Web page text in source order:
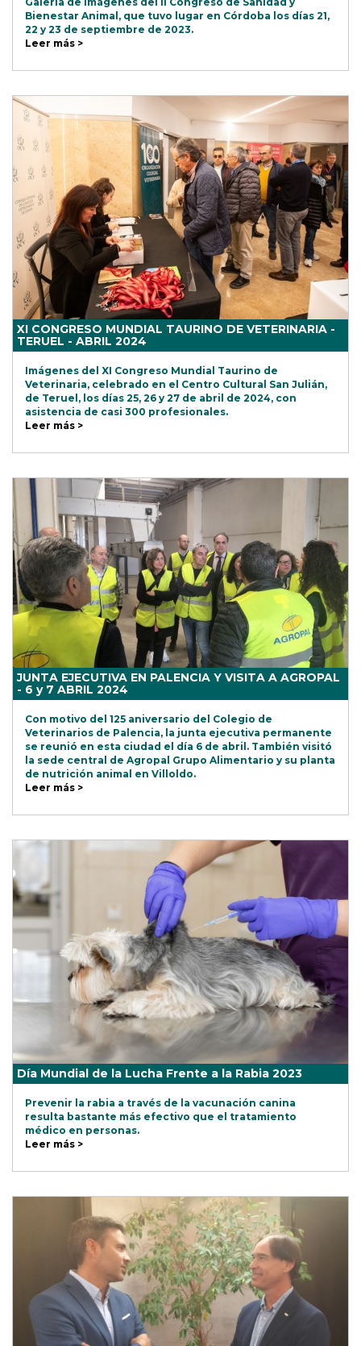
Bienestar Animal, que tuvo lugar en Córdoba los días 21,
22 y 23 de septiembre de 2023.
Leer más >
XI CONGRESO MUNDIAL TAURINO DE VETERINARIA -
TERUEL - ABRIL 2024
Imágenes del XI Congreso Mundial Taurino de
Veterinaria, celebrado en el Centro Cultural San Julián,
de Teruel, los días 25, 26 y 27 de abril de 2024, con
asistencia de casi 300 profesionales.
Leer más >
JUNTA EJECUTIVA EN PALENCIA Y VISITA A AGROPAL
- 6 y 7 ABRIL 2024
Con motivo del 125 aniversario del Colegio de
Veterinarios de Palencia, la junta ejecutiva permanente
se reunió en esta ciudad el día 6 de abril. También visitó
la sede central de Agropal Grupo Alimentario y su planta
de nutrición animal en Villoldo.
Leer más >
Día Mundial de la Lucha Frente a la Rabia 2023
Prevenir la rabia a través de la vacunación canina
resulta bastante más efectivo que el tratamiento
médico en personas.
Leer más >